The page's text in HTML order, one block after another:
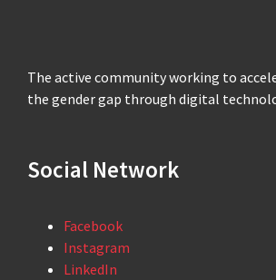
The active community working to
the gender gap through digital
Social Network
Facebook
Instagram
LinkedIn